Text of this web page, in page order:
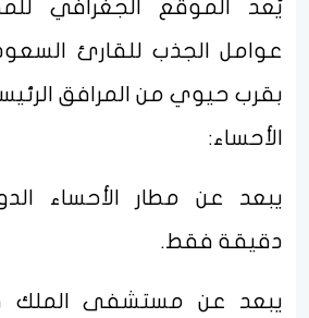
يُعد الموقع الجغرافي
عوامل الجذب للقارئ
بقرب حيوي من المرافق
الأحساء:
دقيقة فقط.